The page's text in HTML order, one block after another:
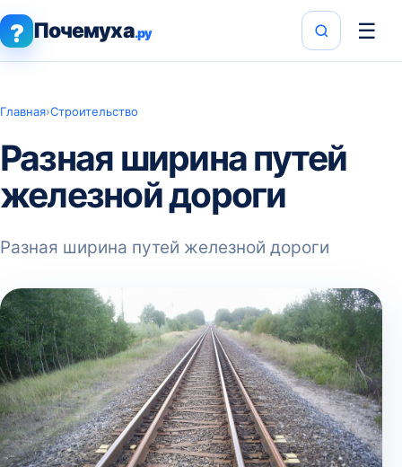
? Почемуха.ру ☰
Главная›Строительство
Разная ширина путей
железной дороги
Разная ширина путей железной дороги